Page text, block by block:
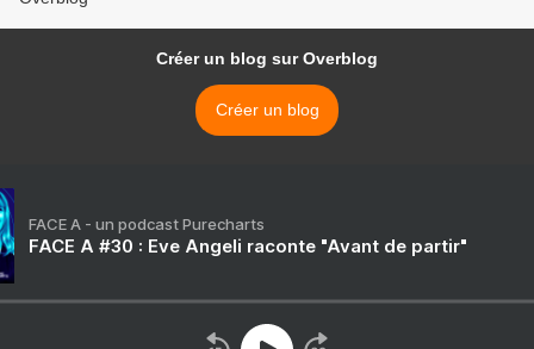
Créer un blog sur Overblog
Créer un blog
FACE A - un podcast Purecharts
FACE A #30 : Eve Angeli raconte "Avant de partir"